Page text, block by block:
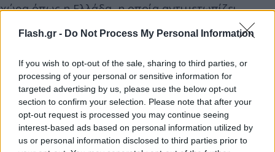
Flash.gr - Do Not Process My Personal Information
If you wish to opt-out of the sale, sharing to third parties, or
processing of your personal or sensitive information for
targeted advertising by us, please use the below opt-out
section to confirm your selection. Please note that after your
opt-out request is processed you may continue seeing
interest-based ads based on personal information utilized by
us or personal information disclosed to third parties prior to
χώρα όπως η Ελλάδα, η οποία αντιμετωπίζει